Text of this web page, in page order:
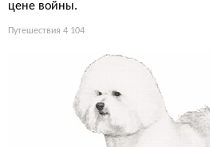
цене войны.
Путешествия 4 104